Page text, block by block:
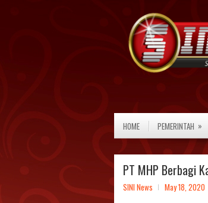
HOME PEMERINTAH »
PT MHP Berbagi
SINI News May 18, 2020